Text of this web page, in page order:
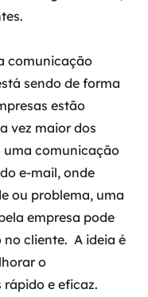
comunicação
sendo de forma
estão
vez maior dos
uma comunicação
e-mail, onde
ou problema, uma
empresa pode
cliente. A ideia é
o
e eficaz.